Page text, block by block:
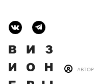
АВТОР